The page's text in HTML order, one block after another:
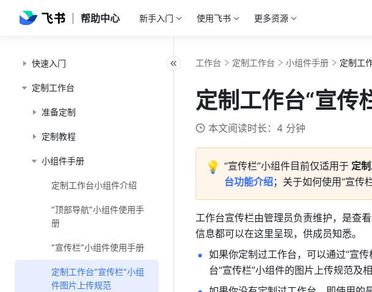
帮助中心 新手入门 使用飞书 更多资源
快速入门
定制工作台
准备定制
定制教程
小组件手册
定制工作台小组件介绍
“顶部导航”小组件使用手
册
“宣传栏”小组件使用手册
定制工作台“宣传栏”小组
件图片上传规范
工作台 定制工作台 小组件手册 定制工
定制工作台“宣传
本文阅读时长：4 分钟
💡 “宣传栏”小组件目前仅适用于 定
台功能介绍；关于如何使用“宣传
工作台宣传栏由管理员负责维护，是查
信息都可以在这里呈现，供成员知悉。
如果你定制过工作台，可以通过“宣
台“宣传栏”小组件的图片上传规范及相